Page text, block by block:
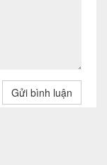
Gửi bình luận